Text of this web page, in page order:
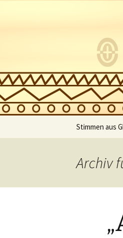
"Ein
Stimmen aus
Schüler
Archiv